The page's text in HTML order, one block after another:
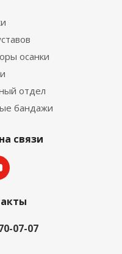
осанки
отдел
бандажи
связи
07-07